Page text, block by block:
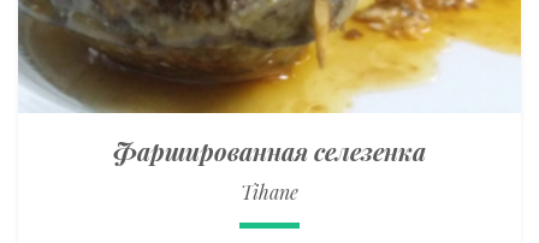
Фаршированная селезенка
Tihane